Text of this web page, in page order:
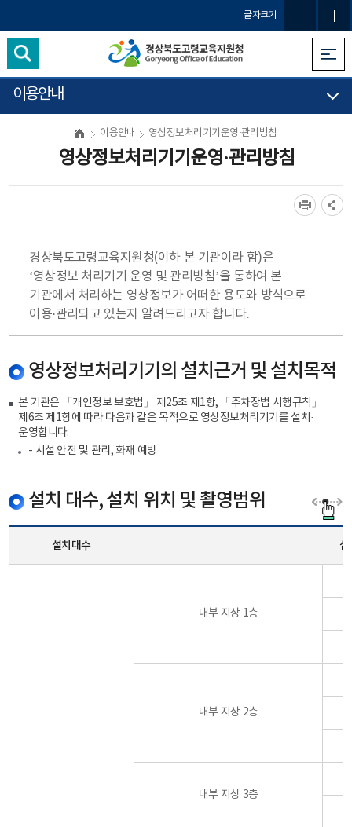
글자크기
이용안내
이용안내 영상정보처리기기운영·관리방침
영상정보처리기기운영·관리방침
경상북도고령교육지원청(이하 본 기관이라 함)은
‘영상정보 처리기기 운영 및 관리방침’을 통하여 본
기관에서 처리하는 영상정보가 어떠한 용도와 방식으로
이용·관리되고 있는지 알려드리고자 합니다.
영상정보처리기기의 설치근거 및 설치목적
본 기관은 「개인정보 보호법」 제25조 제1항, 「주차장법 시행규칙」
제6조 제1항에 따라 다음과 같은 목적으로 영상정보처리기기를 설치·
운영합니다.
- 시설 안전 및 관리, 화재 예방
설치 대수, 설치 위치 및 촬영범위
설치대수 설
내부 지상 1층
내부 지상 2층
내부 지상 3층